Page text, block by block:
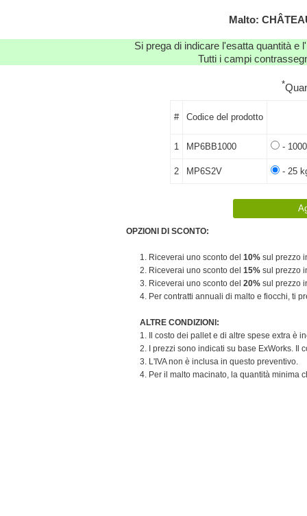
Malto:
Si prega di indicare l'esatta quantità e
Tutti i campi
*
# Codice del prodotto
1 MP6BB1000 -
2 MP6S2V - 25
OPZIONI DI SCONTO:
1. Riceverai uno sconto del 10%sul prezzo
2. Riceverai uno sconto del 15%sul prezzo
3. Riceverai uno sconto del 20%sul prezzo
4. Per contratti annuali di malto e fiocchi, ti
ALTRE CONDIZIONI:
1. Il costo dei pallet e di altre spese extra è
2. I prezzi sono indicati su base ExWorks. Il
3. L'IVA non è inclusa in questo preventivo.
4. Per il malto macinato, la quantità minima